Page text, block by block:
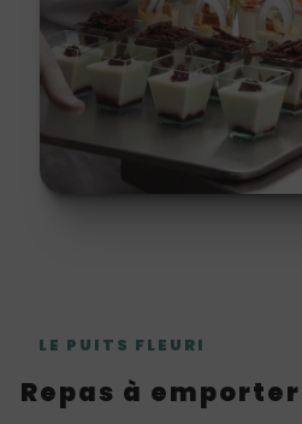
LE PUITS FLEURI
repas à